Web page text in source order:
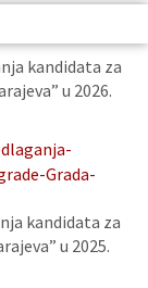
kandidata za
u 2026.
Grada-
kandidata za
u 2025.